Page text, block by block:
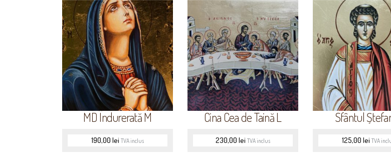
MD Îndurerată M
190,00 lei TVA inclus
Cina Cea de Taină L
230,00 lei TVA inclus
Sfântul
125,00 lei TVA